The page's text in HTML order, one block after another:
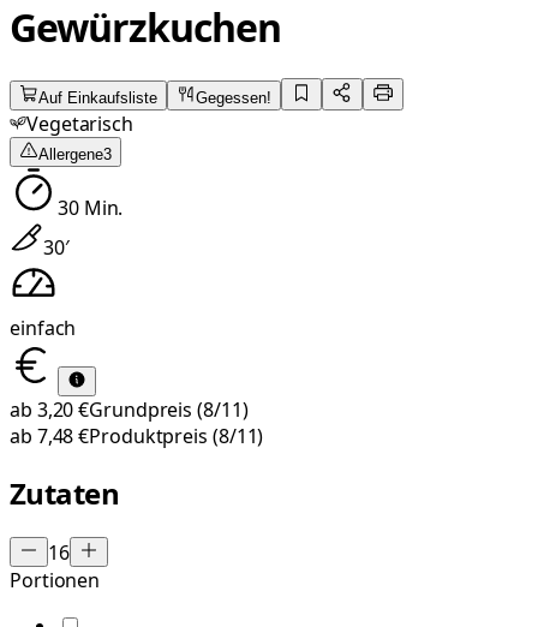
Gewürzkuchen
Auf Einkaufsliste Gegessen!
Vegetarisch
Allergene3
30Min.
30′
einfach
ab 3,20 €Grundpreis (8/11)
ab 7,48 €Produktpreis (8/11)
Zutaten
16
Portionen